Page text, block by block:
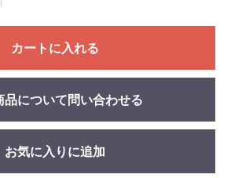
カートに入れる
品について問い合わせる
お気に入りに追加